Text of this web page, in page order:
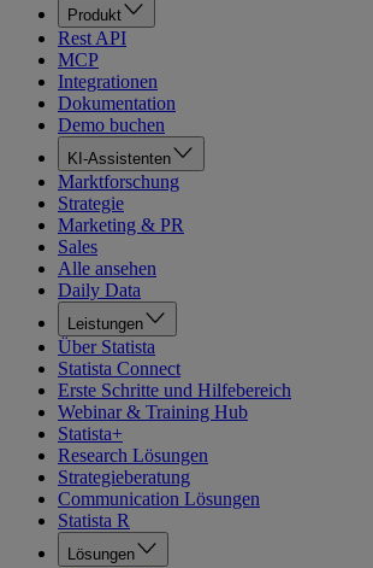
Produkt
Rest API
MCP
Integrationen
Dokumentation
Demo buchen
KI-Assistenten
Marktforschung
Strategie
Marketing & PR
Sales
Alle ansehen
Daily Data
Leistungen
Über Statista
Statista Connect
Erste Schritte und Hilfebereich
Webinar & Training Hub
Statista+
Research Lösungen
Strategieberatung
Communication Lösungen
Statista R
Lösungen